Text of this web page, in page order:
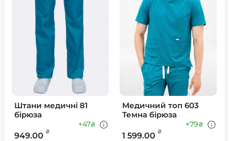
Штани медичні 81
бірюза
949.00 ₴
+47₴
Медичний топ 603
Темна бірюза
1 599.00 ₴
+79₴